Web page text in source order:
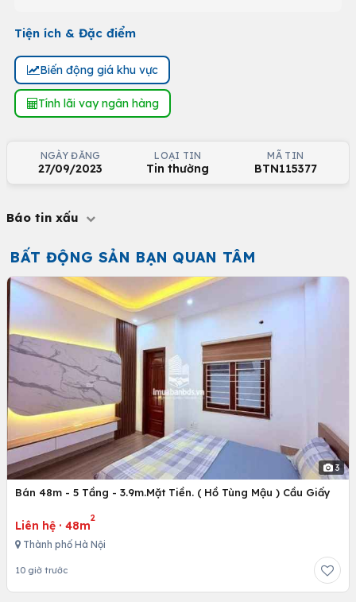
Tiện ích & Đặc điểm
Biến động giá khu vực
Tính lãi vay ngân hàng
NGÀY ĐĂNG
27/09/2023
LOẠI TIN
Tin thường
MÃ TIN
BTN115377
Báo tin xấu
BẤT ĐỘNG SẢN BẠN QUAN TÂM
3
Bán 48m - 5 Tầng - 3.9m.Mặt Tiền. ( Hồ Tùng Mậu ) Cầu Giấy
Liên hệ · 48m
2
Thành phố Hà Nội
10 giờ trước